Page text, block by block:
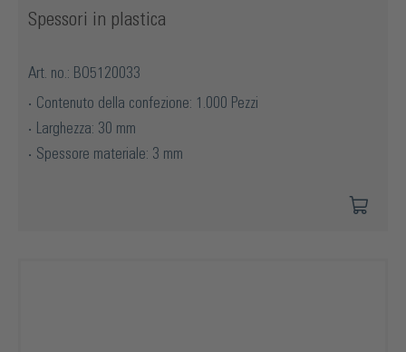
Spessori in plastica
Art. no.: BO5120033
Contenuto della confezione: 1.000 Pezzi
Larghezza: 30 mm
Spessore materiale: 3 mm